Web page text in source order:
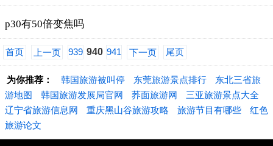
p30有50倍变焦吗
首页 上一页 939 940 941 下一页 尾页
为你推荐： 韩国旅游被叫停 东莞旅游景点排行
东北三省旅
游地图
韩国旅游发展局官网 荞面旅游网
三亚旅游景点大全
辽宁省旅游信息网
重庆黑山谷旅游攻略 旅游节目有哪些
红色
旅游论文